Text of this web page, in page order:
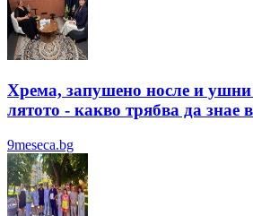
Хрема, запушено носле и
лятотo - какво трябва да знае
9meseca.bg